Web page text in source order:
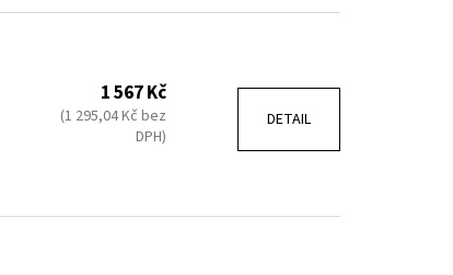
1 567 Kč
(1 295,04 Kč bez
DPH)
DETAIL